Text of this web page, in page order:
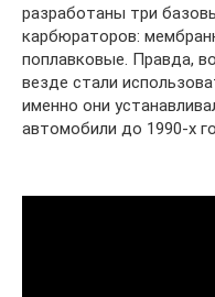
разработаны три
карбюраторов:
поплавковые. Правда,
везде стали
именно они
автомобили до 1990-х